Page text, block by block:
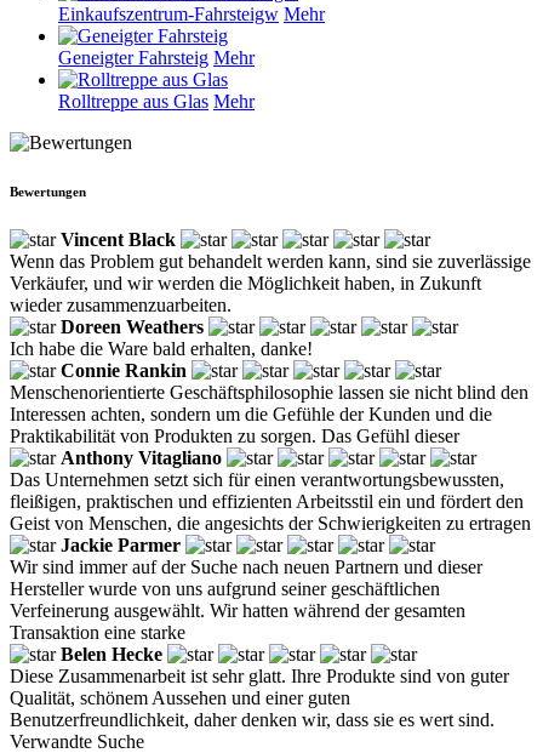
Einkaufszentrum-Fahrsteigw Mehr
Geneigter Fahrsteig Mehr
Rolltreppe aus Glas Mehr
Bewertungen
Vincent Black
Wenn das Problem gut behandelt werden kann, sind sie zuverlässige
Verkäufer, und wir werden die Möglichkeit haben, in Zukunft
wieder zusammenzuarbeiten.
Doreen Weathers
Ich habe die Ware bald erhalten, danke!
Connie Rankin
Menschenorientierte Geschäftsphilosophie lassen sie nicht blind den
Interessen achten, sondern um die Gefühle der Kunden und die
Praktikabilität von Produkten zu sorgen. Das Gefühl dieser
Anthony Vitagliano
Das Unternehmen setzt sich für einen verantwortungsbewussten,
fleißigen, praktischen und effizienten Arbeitsstil ein und fördert den
Geist von Menschen, die angesichts der Schwierigkeiten zu ertragen
Jackie Parmer
Wir sind immer auf der Suche nach neuen Partnern und dieser
Hersteller wurde von uns aufgrund seiner geschäftlichen
Verfeinerung ausgewählt. Wir hatten während der gesamten
Transaktion eine starke
Belen Hecke
Diese Zusammenarbeit ist sehr glatt. Ihre Produkte sind von guter
Qualität, schönem Aussehen und einer guten
Benutzerfreundlichkeit, daher denken wir, dass sie es wert sind.
Verwandte Suche